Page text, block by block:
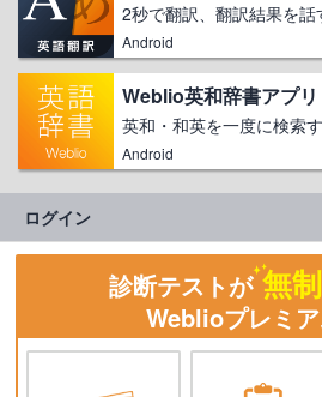
2秒で翻訳、翻訳結果を話
Android
Weblio英和辞書アプリ
英和・和英を一度に検索
Android
ログイン
診断テストが 無
Weblioプレミ